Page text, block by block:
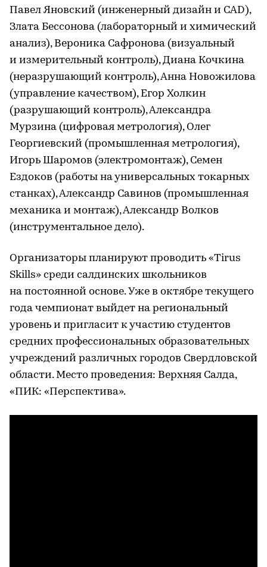
Павел Яновский (инженерный дизайн и CAD),
Злата Бессонова (лабораторный и химический
анализ), Вероника Сафронова (визуальный
и измерительный контроль), Диана Кочкина
(неразрушающий контроль), Анна Новожилова
(управление качеством), Егор Холкин
(разрушающий контроль), Александра
Мурзина (цифровая метрология), Олег
Георгиевский (промышленная метрология),
Игорь Шаромов (электромонтаж), Семен
Ездоков (работы на универсальных токарных
станках), Александр Савинов (промышленная
механика и монтаж), Александр Волков
(инструментальное дело).
Организаторы планируют проводить «Tirus
Skills» среди салдинских школьников
на постоянной основе. Уже в октябре текущего
года чемпионат выйдет на региональный
уровень и пригласит к участию студентов
средних профессиональных образовательных
учреждений различных городов Свердловской
области. Место проведения: Верхняя Салда,
«ПИК: «Перспектива».